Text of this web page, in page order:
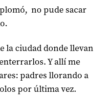
no pude sacar
la ciudad donde llevan
Y allí me
padres llorando a
por última vez.